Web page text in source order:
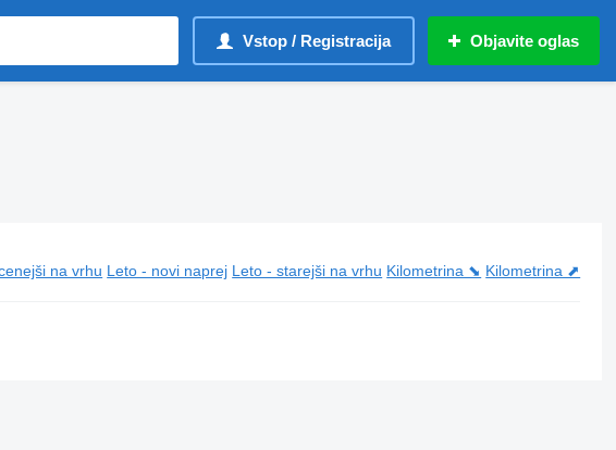
Vstop / Registracija Objavite oglas
na vrhu Leto - novi naprej Leto - starejši na vrhu Kilometrina ⬊ Kilometrina ⬈